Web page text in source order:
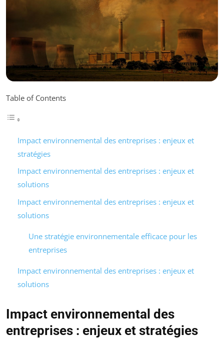
Table of Contents
Impact environnemental des entreprises : enjeux et
stratégies
Impact environnemental des entreprises : enjeux et
solutions
Impact environnemental des entreprises : enjeux et
solutions
Une stratégie environnementale efficace pour les
entreprises
Impact environnemental des entreprises : enjeux et
solutions
Impact environnemental des
entreprises : enjeux et stratégies